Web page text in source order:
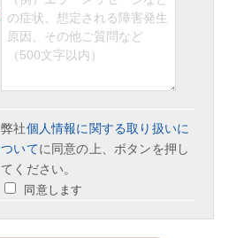
弊社個人情報に関する取り扱いに
ついてに同意の上、ボタンを押し
てください。
同意します